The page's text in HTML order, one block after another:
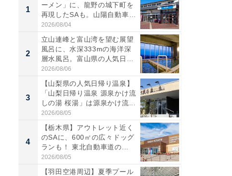
1
ーメン」に、龍野の城下町を
再現したSAも。山陽自動車
道...
2026/08/04
2
立山連峰と富山湾を望む展望
風呂に、水深333mの海洋深
層水風呂。富山県の人気日
帰...
2026/08/06
3
【山梨県の人気日帰り温泉】
「山梨日帰り温泉 源泉かけ流
しの湯 桜湯」は源泉かけ流...
2026/08/05
4
【栃木県】アウトレット近く
のSAに、600㎡の広々ドッグ
ランも！ 東北自動車道の...
2026/08/05
【羽田空港周辺】夏季プール